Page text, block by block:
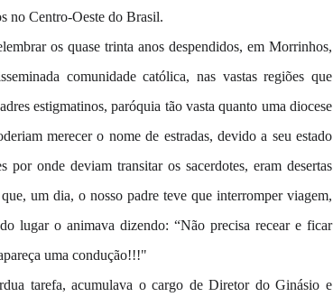
no Centro-Oeste do Brasil.
os quase trinta anos despendidos, em Morrinhos,
comunidade católica, nas vastas regiões que
estigmatinos, paróquia tão vasta quanto uma diocese
merecer o nome de estradas, devido a seu estado
onde deviam transitar os sacerdotes, eram desertas
um dia, o nosso padre teve que interromper viagem,
lugar o animava dizendo: “Não precisa recear e ficar
uma condução!!!"
tarefa, acumulava o cargo de Diretor do Ginásio e